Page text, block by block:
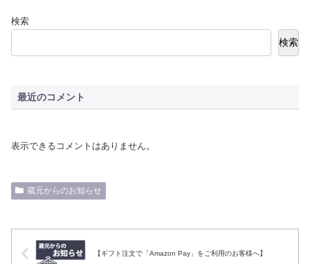
検索
検索
最近のコメント
表示できるコメントはありません。
蔵元からのお知らせ
【ギフト注文で「Amazon Pay」をご利用のお客様へ】